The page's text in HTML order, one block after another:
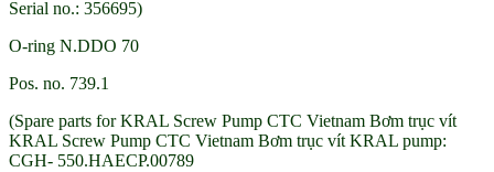
Serial no.: 356695)
O-ring N.DDO 70
Pos. no. 739.1
(Spare parts for KRAL Screw Pump CTC Vietnam Bơm trục vít
KRAL Screw Pump CTC Vietnam Bơm trục vít KRAL pump:
CGH- 550.HAECP.00789